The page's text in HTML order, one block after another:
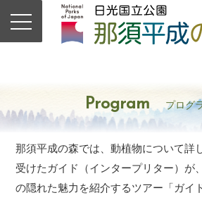
Program プログ
那須平成の森では、動植物について詳
受けたガイド（インタープリター）が
の隠れた魅力を紹介するツアー「ガイ